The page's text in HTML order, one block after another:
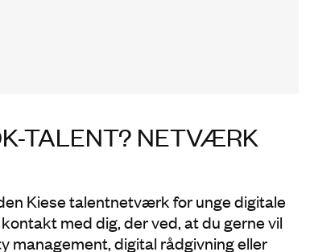
TALENT? NETVÆRK
Kiese talentnetværk for unge digitale
med dig, der ved, at du gerne vil
management, digital rådgivning eller